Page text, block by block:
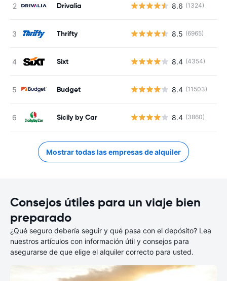
Drivalia 8.6 (1324)
Thrifty 8.5 (6965)
Sixt 8.4 (4354)
Budget 8.4 (11503)
Sicily by Car 8.4 (3860)
Mostrar todas las empresas de alquiler
Consejos útiles para un viaje bien
preparado
¿Qué seguro debería seguir y qué pasa con el depósito? Lea
nuestros artículos con información útil y consejos para
asegurarse de que elige el alquiler correcto para usted.